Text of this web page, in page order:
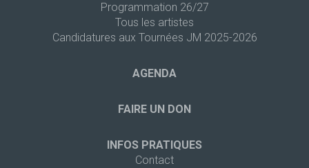
Programmation 26/27
Tous les artistes
Candidatures aux Tournées JM 2025-2026
AGENDA
FAIRE UN DON
INFOS PRATIQUES
Contact